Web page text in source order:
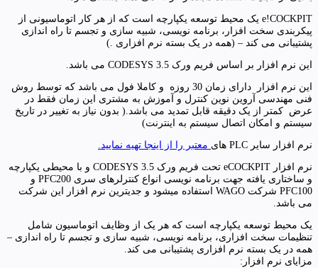
e!COCKPIT یک محیط توسعه یکپارچه است که از هر کار اتوماسیونی از
پیکربندی سخت افزار، برنامه نویسی، شبیه سازی و تجسم تا راه اندازی
پشتیبانی می کند – (همه در یک بسته نرم افزاری .)
این نرم افزار بر اساس فریم ورک CODESYS 3.5 می باشد.
این نرم افزار دارای زمان 30 روزه و کاملا فول می باشد که توسط روش
فنی مهندسی آروین نوین کنترل و آموزش به مشتری این زمان فقط در
عرض کمتر از یک دقیقه قابل تمدید می باشد.( بدون نیاز به تغییر در تاریخ
سیستم و امکان اتصال سیستم به اینترنت)
نرم افزار سایر PLC های معتبر را از اینجا تهیه نمایید.
نرم افزار eCOCKPIT تحت فریم ورک CODESYS 3.5 و با محیطی یکپارچه
و ساختاری یافته جهت برنامه نویسی انواع کنترلرهای سری PFC200 و
PFC100 شرکت WAGO استفاده میشود و جدیترین نرم افزار این شرکت
می باشد.
یک محیط توسعه یکپارچه است که هر یک از وظایف اتوماسیون شامل
تنظیمات سخت افزاری، برنامه نویسی، شبیه سازی و تجسم تا راه اندازی –
همه در یک بسته نرم افزاری پشتیبانی می کند.
مزایای نرم افزار: